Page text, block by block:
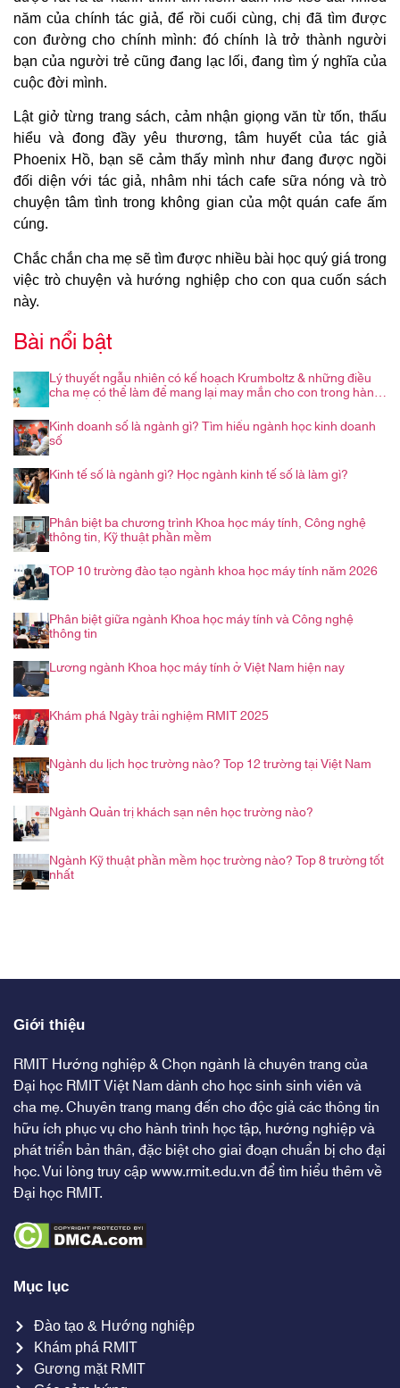
năm của chính tác giả, để rồi cuối cùng, chị đã tìm được
con đường cho chính mình: đó chính là trở thành người
bạn của người trẻ cũng đang lạc lối, đang tìm ý nghĩa của
cuộc đời mình.
Lật giở từng trang sách, cảm nhận giọng văn từ tốn, thấu
hiểu và đong đầy yêu thương, tâm huyết của tác giả
Phoenix Hồ, bạn sẽ cảm thấy mình như đang được ngồi
đối diện với tác giả, nhâm nhi tách cafe sữa nóng và trò
chuyện tâm tình trong không gian của một quán cafe ấm
cúng.
Chắc chắn cha mẹ sẽ tìm được nhiều bài học quý giá trong
việc trò chuyện và hướng nghiệp cho con qua cuốn sách
này.
Bài nổi bật
Lý thuyết ngẫu nhiên có kế hoạch Krumboltz & những điều
cha mẹ có thể làm để mang lại may mắn cho con trong hành
trình nghề nghiệp
Kinh doanh số là ngành gì? Tìm hiểu ngành học kinh doanh
số
Kinh tế số là ngành gì? Học ngành kinh tế số là làm gì?
Phân biệt ba chương trình Khoa học máy tính, Công nghệ
thông tin, Kỹ thuật phần mềm
TOP 10 trường đào tạo ngành khoa học máy tính năm 2026
Phân biệt giữa ngành Khoa học máy tính và Công nghệ
thông tin
Lương ngành Khoa học máy tính ở Việt Nam hiện nay
Khám phá Ngày trải nghiệm RMIT 2025
Ngành du lịch học trường nào? Top 12 trường tại Việt Nam
Ngành Quản trị khách sạn nên học trường nào?
Ngành Kỹ thuật phần mềm học trường nào? Top 8 trường tốt
nhất
Giới thiệu
RMIT Hướng nghiệp & Chọn ngành là chuyên trang của
Đại học RMIT Việt Nam dành cho học sinh sinh viên và
cha mẹ. Chuyên trang mang đến cho độc giả các thông tin
hữu ích phục vụ cho hành trình học tập, hướng nghiệp và
phát triển bản thân, đặc biệt cho giai đoạn chuẩn bị cho đại
học. Vui lòng truy cậpwww.rmit.edu.vnđể tìm hiểu thêm về
Đại học RMIT.
Mục lục
Đào tạo & Hướng nghiệp
Khám phá RMIT
Gương mặt RMIT